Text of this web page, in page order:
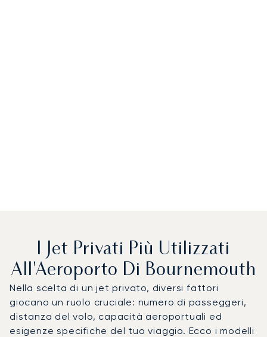
I Jet Privati Più Utilizzati
All'Aeroporto Di Bournemouth
Nella scelta di un jet privato, diversi fattori
giocano un ruolo cruciale: numero di passeggeri,
distanza del volo, capacità aeroportuali ed
esigenze specifiche del tuo viaggio. Ecco i modelli